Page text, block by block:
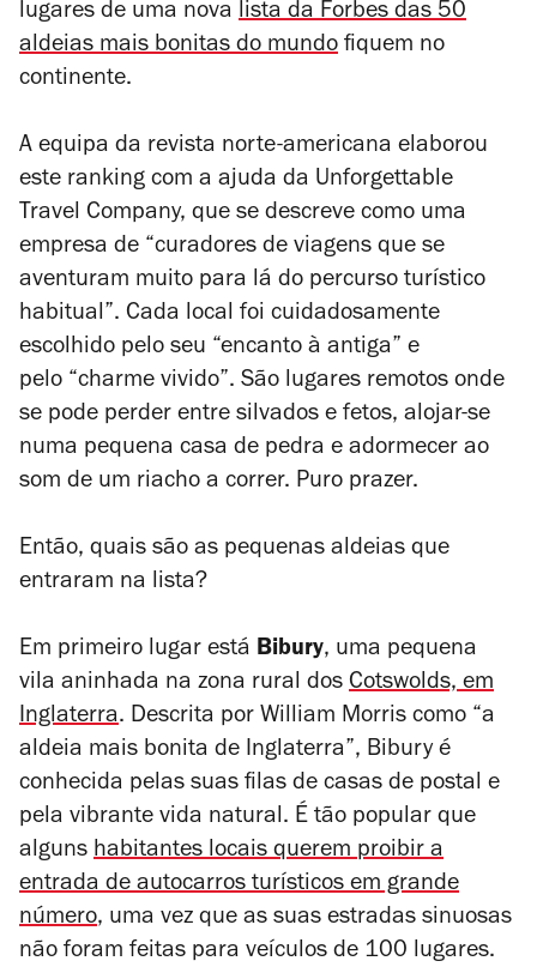
lugares de uma nova lista daForbesdas 50
aldeias mais bonitas do mundo fiquem no
continente.
A equipa da revista norte-americana elaborou
este ranking com a ajuda da Unforgettable
Travel Company, que se descreve como uma
empresa de “curadores de viagens que se
aventuram muito para lá do percurso turístico
habitual”. Cada local foi cuidadosamente
escolhido pelo seu “encanto à antiga” e
pelo
charme vivido”. São lugares remotos onde
se pode perder entre silvados e fetos, alojar-se
numa pequena casa de pedra e adormecer ao
som de um riacho a correr. Puro prazer.
Então, quais são as pequenas aldeias que
entraram na lista?
Em primeiro lugar está Bibury, uma pequena
vila aninhada na zona rural dos Cotswolds, em
Inglaterra. Descrita por William Morris como “a
aldeia mais bonita de Inglaterra”, Bibury é
conhecida pelas suas filas de casas de postal e
pela vibrante vida natural. É tão popular que
alguns habitantes locais querem proibir a
entrada de autocarros turísticos em grande
número, uma vez que as suas estradas sinuosas
não foram feitas para veículos de 100 lugares.